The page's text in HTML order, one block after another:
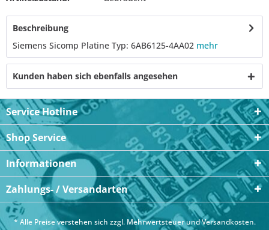
Beschreibung
Siemens Sicomp Platine Typ: 6AB6125-4AA02 mehr
Kunden haben sich ebenfalls angesehen
Service Hotline
Shop Service
Informationen
Zahlungs- / Versandarten
* Alle Preise verstehen sich zzgl. Mehrwertsteuer undVersandkosten.